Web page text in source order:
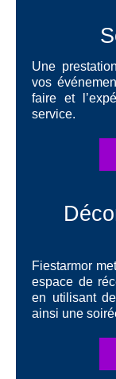
Une
vos
faire et
service.
Fiestarmor
espace de
en utilisant
ainsi une